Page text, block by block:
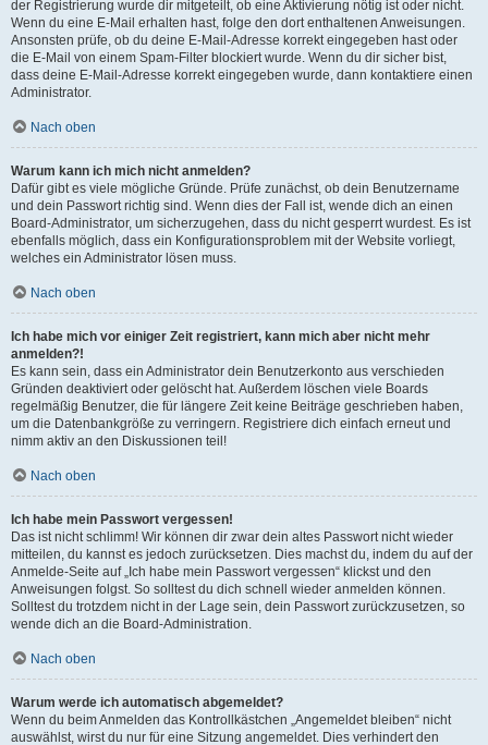
der Registrierung wurde dir mitgeteilt, ob eine Aktivierung nötig ist oder nicht.
Wenn du eine E-Mail erhalten hast, folge den dort enthaltenen Anweisungen.
Ansonsten prüfe, ob du deine E-Mail-Adresse korrekt eingegeben hast oder
die E-Mail von einem Spam-Filter blockiert wurde. Wenn du dir sicher bist,
dass deine E-Mail-Adresse korrekt eingegeben wurde, dann kontaktiere einen
Administrator.
Nach oben
Warum kann ich mich nicht anmelden?
Dafür gibt es viele mögliche Gründe. Prüfe zunächst, ob dein Benutzername
und dein Passwort richtig sind. Wenn dies der Fall ist, wende dich an einen
Board-Administrator, um sicherzugehen, dass du nicht gesperrt wurdest. Es ist
ebenfalls möglich, dass ein Konfigurationsproblem mit der Website vorliegt,
welches ein Administrator lösen muss.
Nach oben
Ich habe mich vor einiger Zeit registriert, kann mich aber nicht mehr
anmelden?!
Es kann sein, dass ein Administrator dein Benutzerkonto aus verschieden
Gründen deaktiviert oder gelöscht hat. Außerdem löschen viele Boards
regelmäßig Benutzer, die für längere Zeit keine Beiträge geschrieben haben,
um die Datenbankgröße zu verringern. Registriere dich einfach erneut und
nimm aktiv an den Diskussionen teil!
Nach oben
Ich habe mein Passwort vergessen!
Das ist nicht schlimm! Wir können dir zwar dein altes Passwort nicht wieder
mitteilen, du kannst es jedoch zurücksetzen. Dies machst du, indem du auf der
Anmelde-Seite auf „Ich habe mein Passwort vergessen“ klickst und den
Anweisungen folgst. So solltest du dich schnell wieder anmelden können.
Solltest du trotzdem nicht in der Lage sein, dein Passwort zurückzusetzen, so
wende dich an die Board-Administration.
Nach oben
Warum werde ich automatisch abgemeldet?
Wenn du beim Anmelden das Kontrollkästchen „Angemeldet bleiben“ nicht
auswählst, wirst du nur für eine Sitzung angemeldet. Dies verhindert den